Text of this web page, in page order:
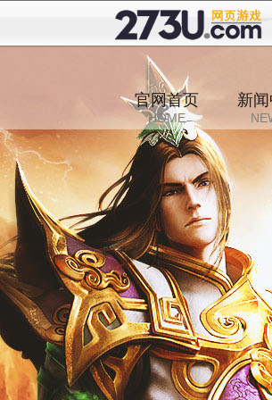
官网首页
HOME
新